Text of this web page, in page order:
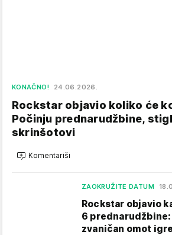
KONAČNO! 24.06.2026.
Rockstar objavio koliko će
Počinju prednarudžbine,
skrinšotovi
Komentariši
ZAOKRUŽITE DATUM
Rockstar objavio
6
zvaničan omot